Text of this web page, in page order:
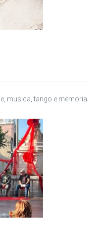
musica, tango e memoria